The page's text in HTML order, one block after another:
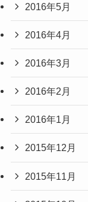
2016年5月
2016年4月
2016年3月
2016年2月
2016年1月
2015年12月
2015年11月